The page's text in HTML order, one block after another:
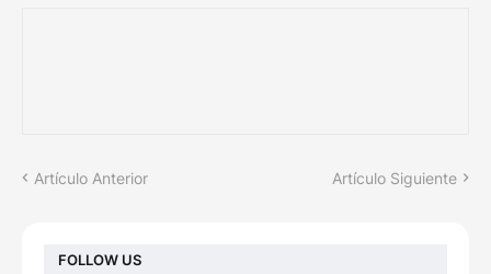
Artículo Anterior Artículo Siguiente
FOLLOW US